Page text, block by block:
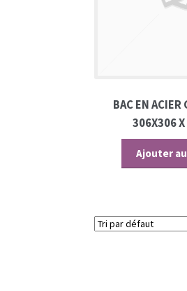
BAC EN ACIER
306X306 X
Ajouter